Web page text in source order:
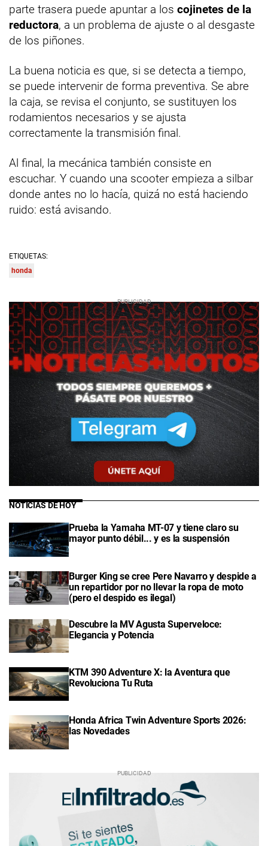
parte trasera puede apuntar a los cojinetes de la
reductora, a un problema de ajuste o al desgaste
de los piñones.
La buena noticia es que, si se detecta a tiempo,
se puede intervenir de forma preventiva. Se abre
la caja, se revisa el conjunto, se sustituyen los
rodamientos necesarios y se ajusta
correctamente la transmisión final.
Al final, la mecánica también consiste en
escuchar. Y cuando una scooter empieza a silbar
donde antes no lo hacía, quizá no está haciendo
ruido: está avisando.
ETIQUETAS:
honda
NOTICIAS DE HOY
Prueba la Yamaha MT-07 y tiene claro su
mayor punto débil... y es la suspensión
Burger King se cree Pere Navarro y despide a
un repartidor por no llevar la ropa de moto
(pero el despido es ilegal)
Descubre la MV Agusta Superveloce:
Elegancia y Potencia
KTM 390 Adventure X: la Aventura que
Revoluciona Tu Ruta
Honda Africa Twin Adventure Sports 2026:
las Novedades